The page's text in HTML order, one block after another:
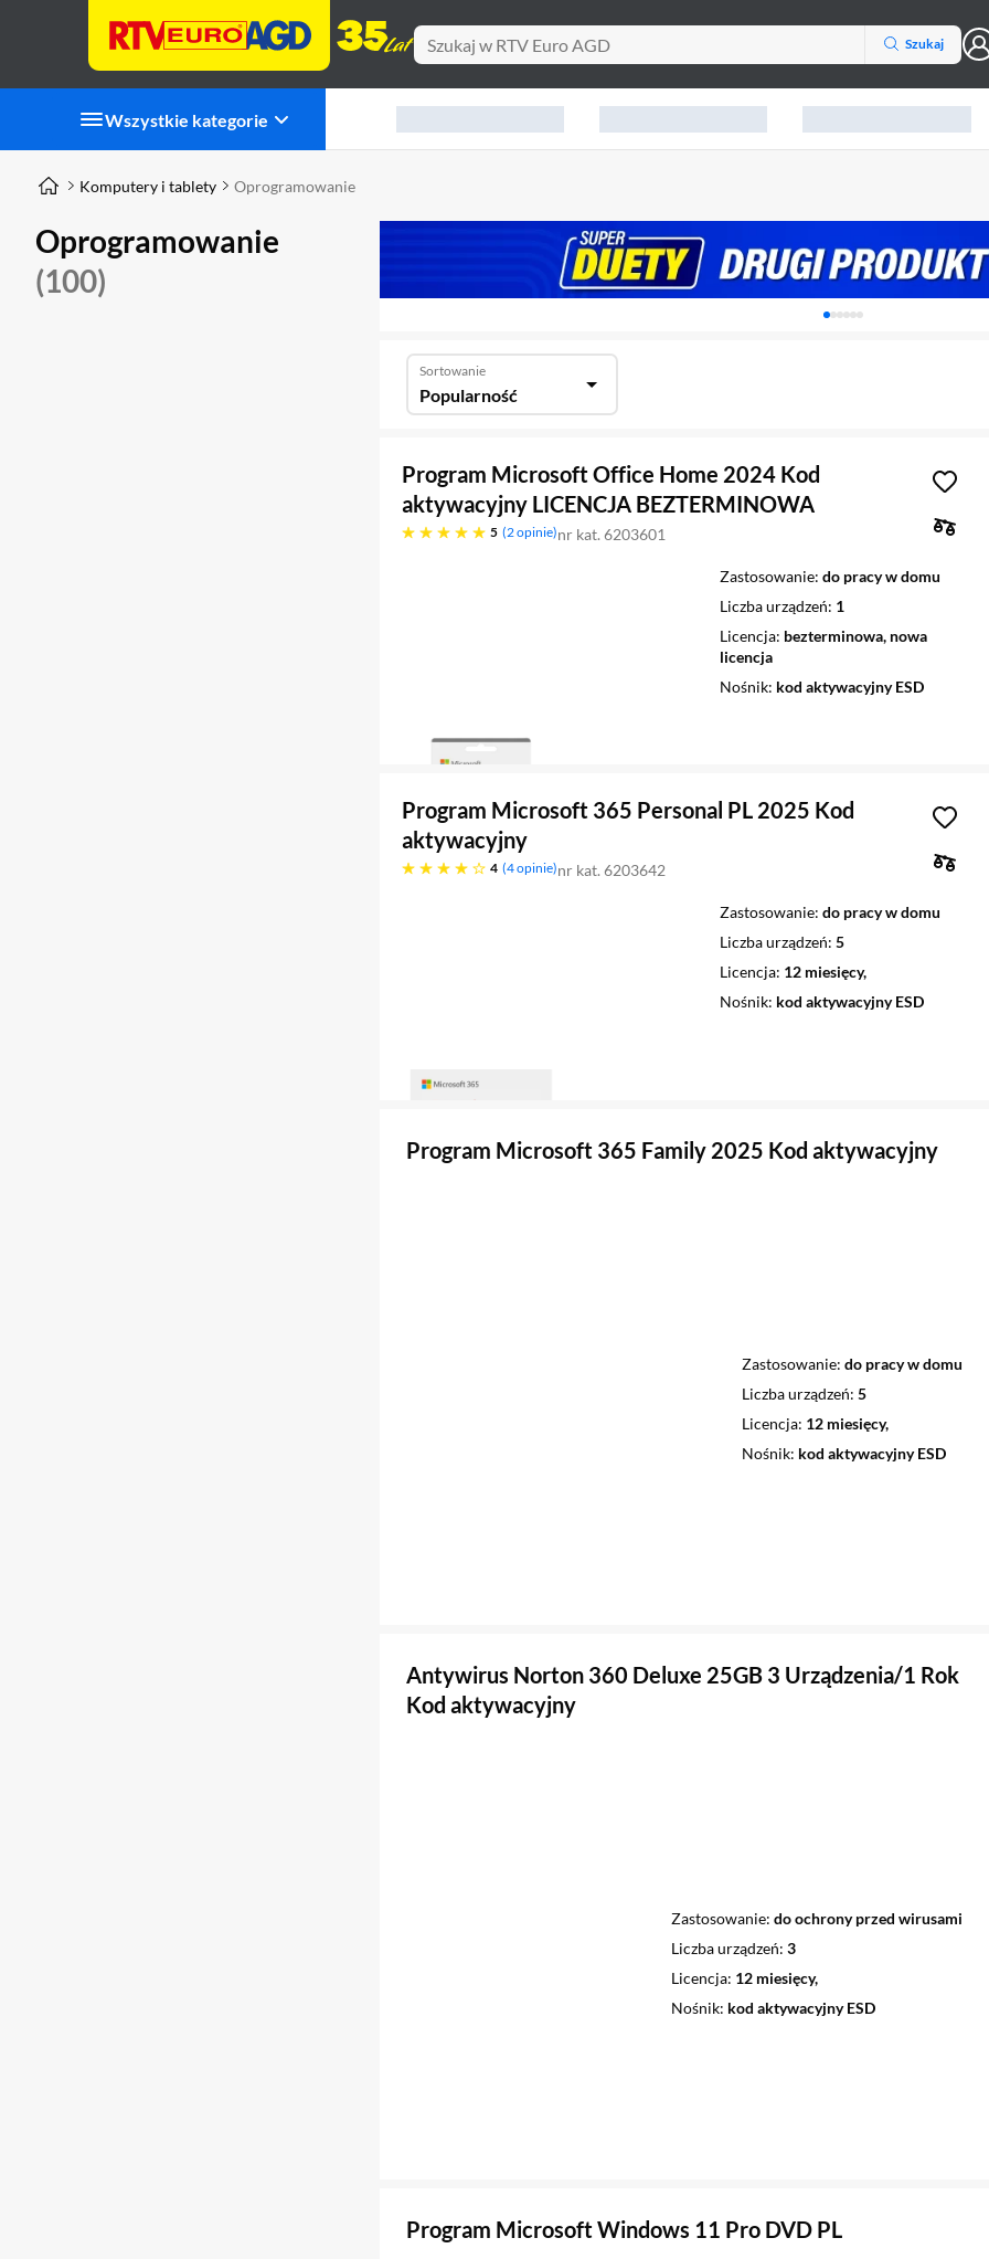
Szukaj
Wszystkie kategorie
Karuzela z banerami,
Komputery i tablety Oprogramowanie
Oprogramowanie
(100)
Sortowanie
Popularność
Program Microsoft Office Home 2024 Kod
aktywacyjny LICENCJA BEZTERMINOWA
5
pięć gwiazdek 2 opinie nr kat. 6203601
Zastosowanie do pracy w domu
Liczba urządzeń 1
Licencja bezterminowa, nowa
licencja
Nośnik kod aktywacyjny ESD
Program Microsoft 365 Personal PL 2025 Kod
aktywacyjny
4
cztery gwiazdki 4 opinie nr kat. 6203642
Zastosowanie do pracy w domu
Liczba urządzeń 5
Licencja 12 miesięcy,
Nośnik kod aktywacyjny ESD
Program Microsoft 365 Family 2025 Kod aktywacyjny
Zastosowanie do pracy w domu
Liczba urządzeń 5
Licencja 12 miesięcy,
Nośnik kod aktywacyjny ESD
Antywirus Norton 360 Deluxe 25GB 3 Urządzenia/1 Rok
Kod aktywacyjny
Zastosowanie do ochrony przed wirusami
Liczba urządzeń 3
Licencja 12 miesięcy,
Nośnik kod aktywacyjny ESD
Program Microsoft Windows 11 Pro DVD PL